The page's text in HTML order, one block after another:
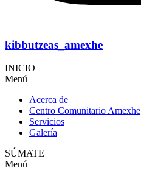
kibbutzeas_amexhe
INICIO
Menú
Acerca de
Centro Comunitario Amexhe
Servicios
Galería
SÚMATE
Menú